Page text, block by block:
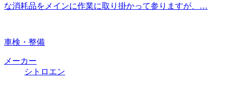
な消耗品をメインに作業に取り掛かって参りますが、…
車検・整備
メーカー
シトロエン